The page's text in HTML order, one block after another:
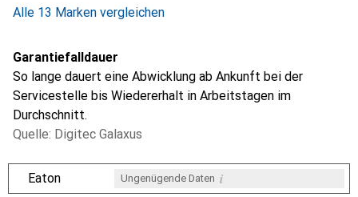
Alle 13 Marken vergleichen
Garantiefalldauer
So lange dauert eine Abwicklung ab Ankunft bei der
Servicestelle bis Wiedererhalt in Arbeitstagen im
Durchschnitt.
Quelle: Digitec Galaxus
Eaton Ungenügende Daten i